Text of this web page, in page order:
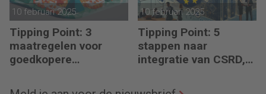
10 februari 2025
Tipping Point: 3
maatregelen voor
goedkopere
verduurzamen)
10 februari 2025
Tipping Point: 5
stappen naar
integratie van CSRD,